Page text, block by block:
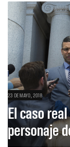
23 DE MAYO, 2018
El caso
personaje